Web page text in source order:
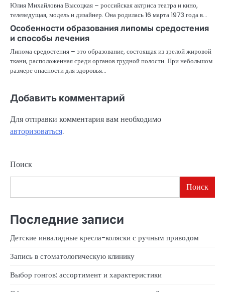
Юлия Михайловна Высоцкая – российская актриса театра и кино,
телеведущая, модель и дизайнер. Она родилась 16 марта 1973 года в…
Особенности образования липомы средостения
и способы лечения
Липома средостения – это образование, состоящая из зрелой жировой
ткани, расположенная среди органов грудной полости. При небольшом
размере опасности для здоровья…
Добавить комментарий
Для отправки комментария вам необходимо
авторизоваться.
Поиск
Поиск
Последние записи
Детские инвалидные кресла-коляски с ручным приводом
Запись в стоматологическую клинику
Выбор гонгов: ассортимент и характеристики